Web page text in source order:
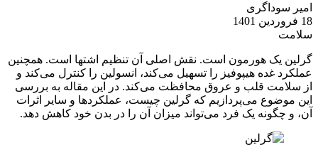
امیر سوداگری
18 فروردین 1401
سلامت
گرلین یک هورمون است. نقش اصلی آن تنظیم اشتها است. همچنین
عملکرد غده هیپوفیز را تسهیل می‌کند، انسولین را کنترل می‌کند و
از سلامت قلب و عروق محافظت می‌کند. در این مقاله به بررسی
این موضوع می‌پردازیم که گرلین چیست، عملکردها و سایر اثرات
آن، و چگونه یک فرد می‌تواند میزان آن را در بدن خود کاهش دهد.